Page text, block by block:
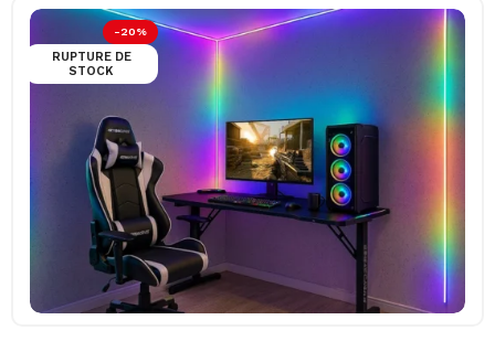
-20%
RUPTURE DE
STOCK